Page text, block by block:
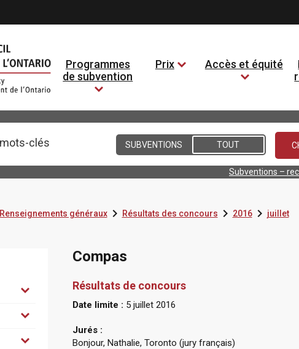
Programmes
de subvention
Prix Accès et équité
SUBVENTIONS TOUT
Subventions –
Renseignements générauxRésultats des concours2016juillet
Compas
Résultats de concours
Date limite : 5 juillet 2016
Jurés :
Bonjour, Nathalie, Toronto (jury français)